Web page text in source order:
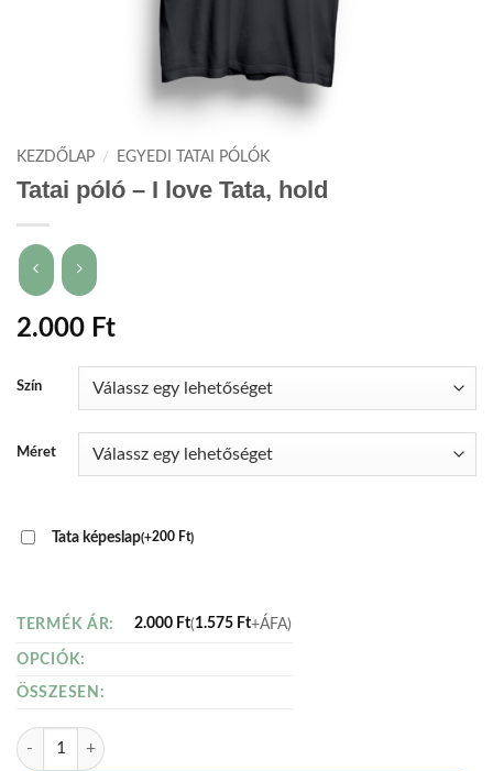
KEZDŐLAP / EGYEDI TATAI PÓLÓK
Tatai póló – I love Tata, hold
2.000 Ft
Szín
Méret
Tata képeslap(+200 Ft)
TERMÉK ÁR: 2.000 Ft(1.575 Ft+ÁFA)
OPCIÓK:
ÖSSZESEN:
Tatai póló - I love Tata, hold mennyiség